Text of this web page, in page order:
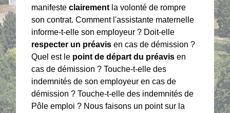
manifesteclairement la volonté de rompre
son contrat. Comment l'assistante maternelle
informe-t-elle son employeur ? Doit-elle
respecter un préavis en cas de démission ?
Quel est le point de départ du préavis en
cas de démission ? Touche-t-elle des
indemnités de son employeur en cas de
démission ? Touche-t-elle des indemnités de
Pôle emploi ? Nous faisons un point sur la